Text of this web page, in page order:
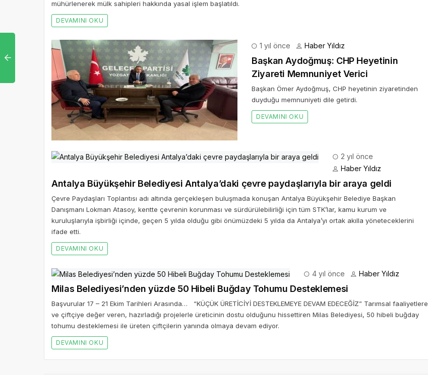
mühürlenerek mülk sahipleri hakkında yasal işlem başlatıldı.
DEVAMINI OKU
1 yıl önce Haber Yıldız
Başkan Aydoğmuş: CHP Heyetinin
Ziyareti Memnuniyet Verici
Başkan Ömer Aydoğmuş, CHP heyetinin ziyaretinden
duyduğu memnuniyeti dile getirdi.
DEVAMINI OKU
2 yıl önce
Haber Yıldız
Antalya Büyükşehir Belediyesi Antalya’daki çevre paydaşlarıyla bir araya geldi
Çevre Paydaşları Toplantısı adı altında gerçekleşen buluşmada konuşan Antalya Büyükşehir Belediye Başkan
Danışmanı Lokman Atasoy, kentte çevrenin korunması ve sürdürülebilirliği için tüm STK’lar, kamu kurum ve
kuruluşlarıyla işbirliği içinde, geçen 5 yılda olduğu gibi önümüzdeki 5 yılda da Antalya’yı ortak akılla yöneteceklerini
ifade etti.
DEVAMINI OKU
4 yıl önce Haber Yıldız
Milas Belediyesi’nden yüzde 50 Hibeli Buğday Tohumu Desteklemesi
Başvurular 17 – 21 Ekim Tarihleri Arasında… “KÜÇÜK ÜRETİCİYİ DESTEKLEMEYE DEVAM EDECEĞİZ” Tarımsal faaliyetlere
ve çiftçiye değer veren, hazırladığı projelerle üreticinin dostu olduğunu hissettiren Milas Belediyesi, 50 hibeli buğday
tohumu desteklemesi ile üreten çiftçilerin yanında olmaya devam ediyor.
DEVAMINI OKU